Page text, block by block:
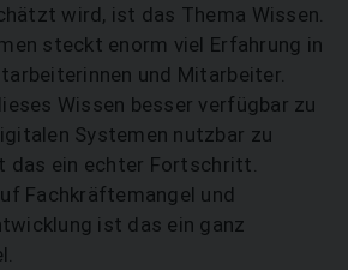
wird, ist das Thema Wissen.
steckt enorm viel Erfahrung in
und Mitarbeiter.
Wissen besser verfügbar zu
Systemen nutzbar zu
das ein echter Fortschritt.
Fachkräftemangel und
ist das ein ganz
SUCHEN